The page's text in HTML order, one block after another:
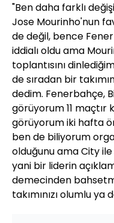
"Ben daha farklı
Jose Mourinho'nun
de değil, bence
iddialı oldu ama
toplantısını
de sıradan bir
dedim. Fenerbahçe,
görüyorum 11
görüyorum iki hafta
ben de biliyorum
olduğunu ama City
yani bir liderin
demecinden
takımınızı olumlu